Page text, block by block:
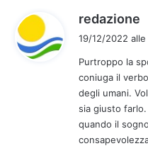
redazione
e
t
t
o
:
19/12/2022
Purtroppo la
coniuga il
degli umani.
sia giusto farlo.
quando il